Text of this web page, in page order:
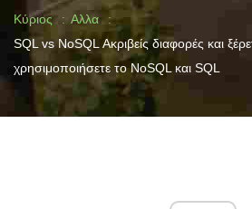
Κύριος
Αλλα
SQL vs NoSQL Ακριβείς διαφορές και
χρησιμοποιήσετε το NoSQL και SQL